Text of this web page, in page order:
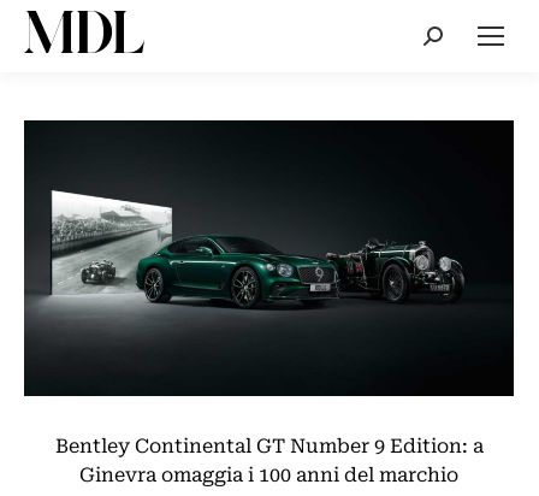
Cerca:
Bentley Continental GT Number 9 Edition: a
Ginevra omaggia i 100 anni del marchio